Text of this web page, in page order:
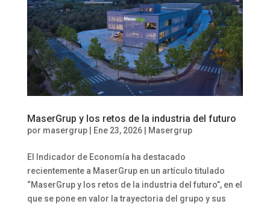
MaserGrup y los retos de la industria del futuro
por masergrup| Ene 23, 2026| Masergrup
El Indicador de Economía ha destacado
recientemente a MaserGrup en un artículo titulado
“MaserGrup y los retos de la industria del futuro”, en el
que se pone en valor la trayectoria del grupo y sus